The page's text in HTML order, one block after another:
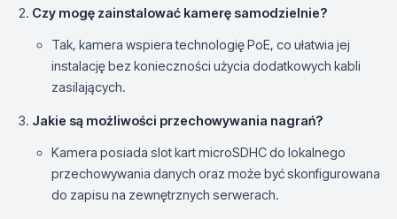
Czy mogę zainstalować kamerę samodzielnie?
Tak, kamera wspiera technologię PoE, co ułatwia jej
instalację bez konieczności użycia dodatkowych kabli
zasilających.
Jakie są możliwości przechowywania nagrań?
Kamera posiada slot kart microSDHC do lokalnego
przechowywania danych oraz może być skonfigurowana
do zapisu na zewnętrznych serwerach.